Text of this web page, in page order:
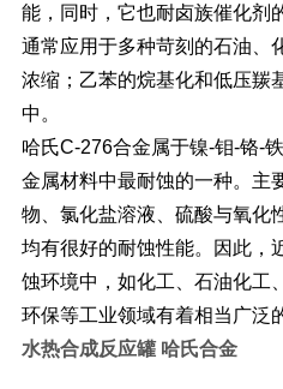
能，同时，它也耐卤族催化剂
通常应用于多种苛刻的石油、
浓缩；乙苯的烷基化和低压羰
中。
哈氏C-276合金属于镍-钼-铬-铁
金属材料中最耐蚀的一种。主
物、氯化盐溶液、硫酸与氧化
均有很好的耐蚀性能。因此，
蚀环境中，如化工、石油化工
环保等工业领域有着相当广泛
水热合成反应罐 哈氏合金